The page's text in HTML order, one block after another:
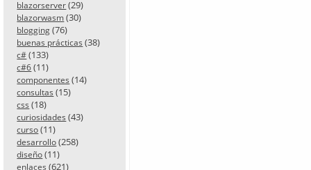
blazorserver (29)
blazorwasm (30)
blogging (76)
buenas prácticas (38)
c# (133)
c#6 (11)
componentes (14)
consultas (15)
css (18)
curiosidades (43)
curso (11)
desarrollo (258)
diseño (11)
enlaces (621)